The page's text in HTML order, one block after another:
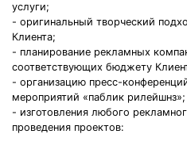
услуги;
- оригинальный творческий
Клиента;
- планирование рекламных
соответствующих бюджету
- организацию пресс-
мероприятий «паблик рилейшнз»;
- изготовления любого
проведения проектов: